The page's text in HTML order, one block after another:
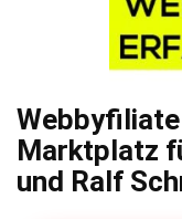
Marktplatz
und Ralf